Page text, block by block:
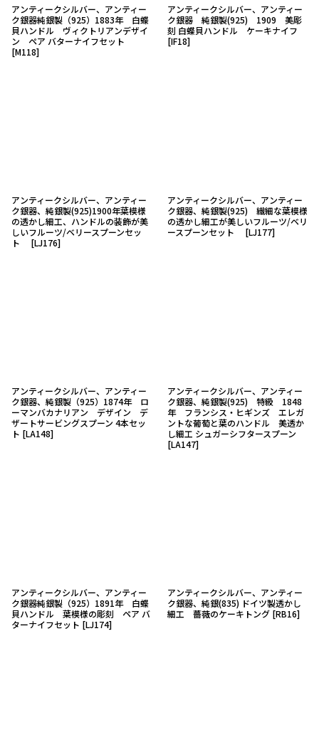
アンティークシルバー、アンティー
ク銀器純銀製（925）1883年 白蝶
貝ハンドル ヴィクトリアンデザイ
ン ペア バターナイフセット
[M118]
アンティークシルバー、アンティー
ク銀器 純銀製(925) 1909 美彫
刻 白蝶貝ハンドル ケーキナイフ
[IF18]
アンティークシルバー、アンティー
ク銀器、純銀製(925)1900年葉模様
の透かし細工、ハンドルの装飾が美
しいフルーツ/ベリースプーンセッ
ト
[LJ176]
アンティークシルバー、アンティー
ク銀器、純銀製(925) 繊細な葉模様
の透かし細工が美しいフルーツ/ベリ
ースプーンセット
[LJ177]
アンティークシルバー、アンティー
ク銀器、純銀製（925）1874年 ロ
ーマンバカナリアン デザイン デ
ザートサービングスプーン 4本セッ
ト [LA148]
アンティークシルバー、アンティー
ク銀器、純銀製(925) 特級 1848
年 フランシス・ヒギンズ エレガ
ントな葡萄と葉のハンドル 美透か
し細工 シュガーシフタースプーン
[LA147]
アンティークシルバー、アンティー
ク銀器純銀製（925）1891年 白蝶
貝ハンドル 葉模様の彫刻 ペア バ
ターナイフセット [LJ174]
アンティークシルバー、アンティー
ク銀器、純銀(835) ドイツ製透かし
細工 薔薇のケーキトング [RB16]